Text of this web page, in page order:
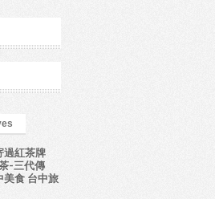
過紅茶牌
-三代傳
美食 台中旅